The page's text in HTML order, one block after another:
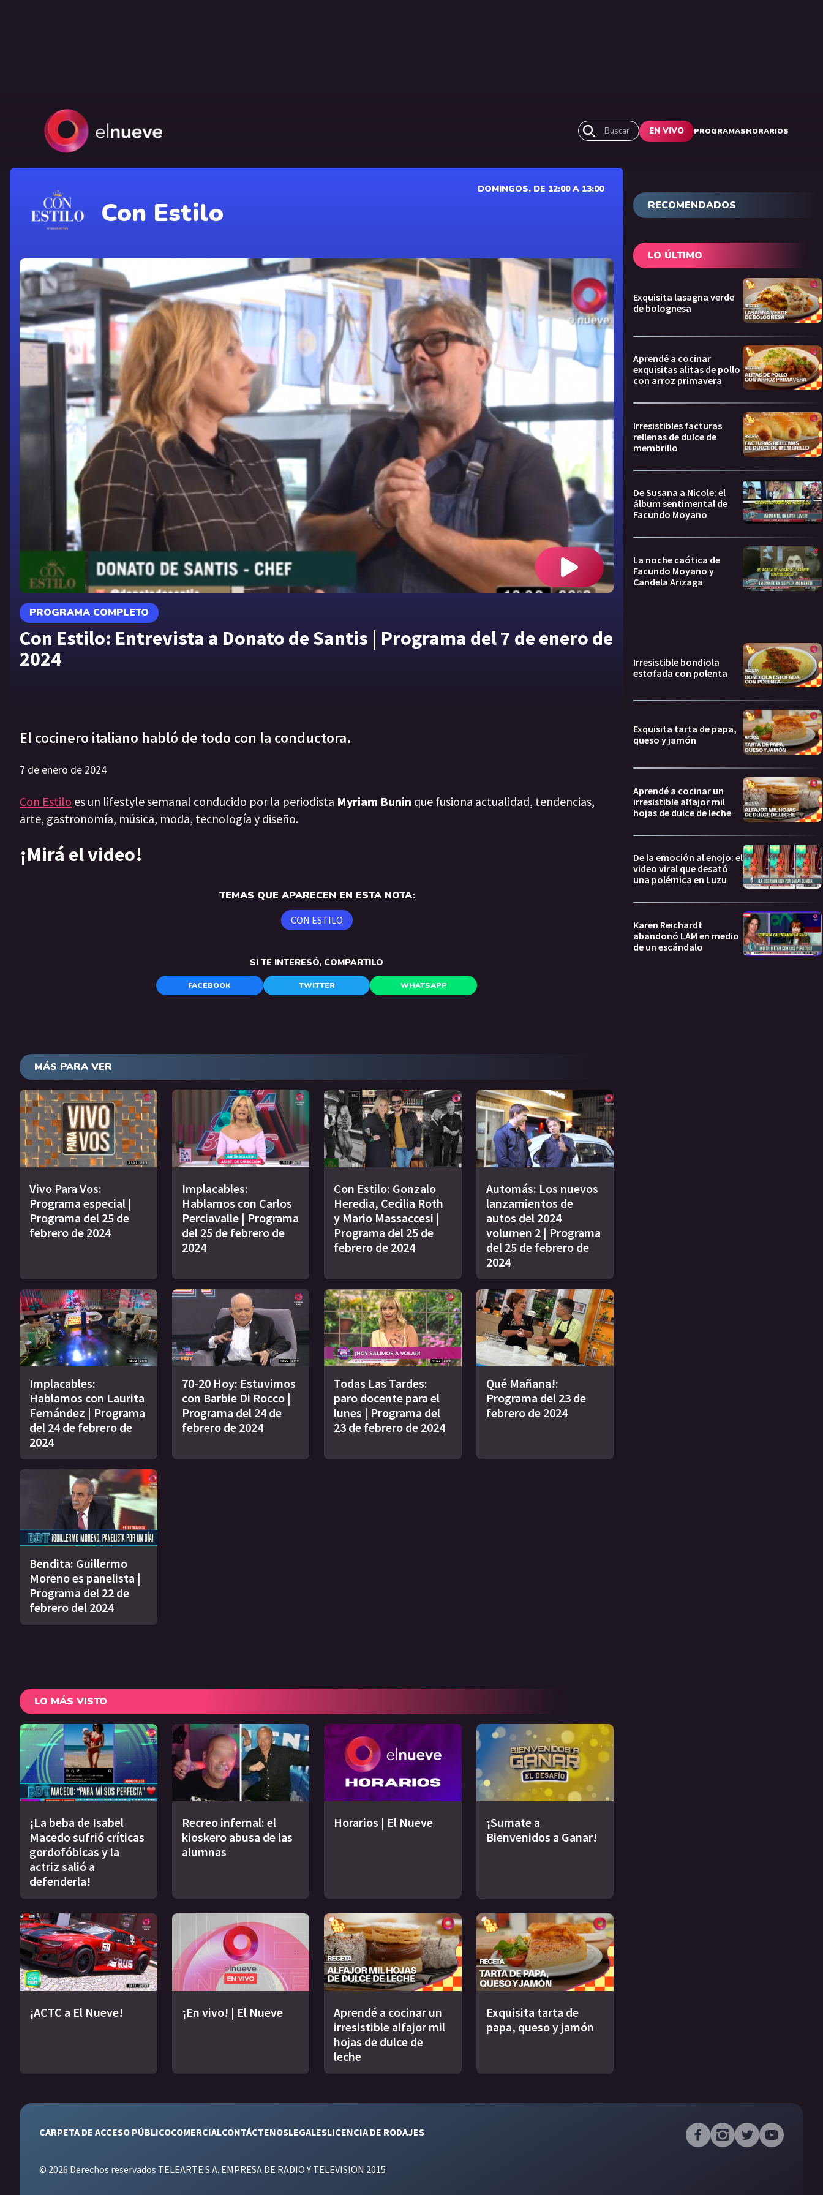
Buscar EN VIVO PROGRAMASHORARIOS
Con Estilo
DOMINGOS, DE 12:00 A 13:00
PROGRAMA COMPLETO
Con Estilo: Entrevista a Donato de Santis | Programa del 7 de enero de
2024
El cocinero italiano habló de todo con la conductora.
7 de enero de 2024
Con Estilo es un lifestyle semanal conducido por la periodista Myriam Bunin que fusiona actualidad, tendencias,
arte, gastronomía, música, moda, tecnología y diseño.
¡Mirá el video!
TEMAS QUE APARECEN EN ESTA NOTA:
CON ESTILO
SI TE INTERESÓ, COMPARTILO
FACEBOOK TWITTER WHATSAPP
MÁS PARA VER
Vivo Para Vos:
Programa especial |
Programa del 25 de
febrero de 2024
Implacables:
Hablamos con Carlos
Perciavalle | Programa
del 25 de febrero de
2024
Con Estilo: Gonzalo
Heredia, Cecilia Roth
y Mario Massaccesi |
Programa del 25 de
febrero de 2024
Automás: Los nuevos
lanzamientos de
autos del 2024
volumen 2 | Programa
del 25 de febrero de
2024
Implacables:
Hablamos con Laurita
Fernández | Programa
del 24 de febrero de
2024
70-20 Hoy: Estuvimos
con Barbie Di Rocco |
Programa del 24 de
febrero de 2024
Todas Las Tardes:
paro docente para el
lunes | Programa del
23 de febrero de 2024
Qué Mañana!:
Programa del 23 de
febrero de 2024
Bendita: Guillermo
Moreno es panelista |
Programa del 22 de
febrero del 2024
LO MÁS VISTO
¡La beba de Isabel
Macedo sufrió críticas
gordofóbicas y la
actriz salió a
defenderla!
Recreo infernal: el
kioskero abusa de las
alumnas
Horarios | El Nueve
¡Sumate a
Bienvenidos a Ganar!
¡ACTC a El Nueve! ¡En vivo! | El Nueve
Aprendé a cocinar un
irresistible alfajor mil
hojas de dulce de
leche
Exquisita tarta de
papa, queso y jamón
RECOMENDADOS
LO ÚLTIMO
Exquisita lasagna verde
de bolognesa
Aprendé a cocinar
exquisitas alitas de pollo
con arroz primavera
Irresistibles facturas
rellenas de dulce de
membrillo
De Susana a Nicole: el
álbum sentimental de
Facundo Moyano
La noche caótica de
Facundo Moyano y
Candela Arizaga
Irresistible bondiola
estofada con polenta
Exquisita tarta de papa,
queso y jamón
Aprendé a cocinar un
irresistible alfajor mil
hojas de dulce de leche
De la emoción al enojo: el
video viral que desató
una polémica en Luzu
Karen Reichardt
abandonó LAM en medio
de un escándalo
CARPETA DE ACCESO PÚBLICOCOMERCIALCONTÁCTENOSLEGALESLICENCIA DE RODAJES
© 2026 Derechos reservados TELEARTE S.A. EMPRESA DE RADIO Y TELEVISION 2015